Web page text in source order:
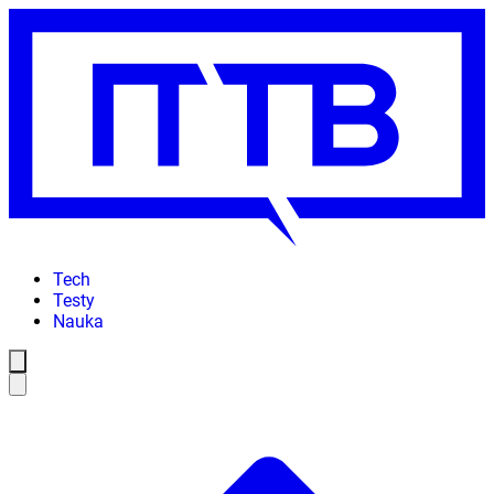
Tech
Testy
Nauka